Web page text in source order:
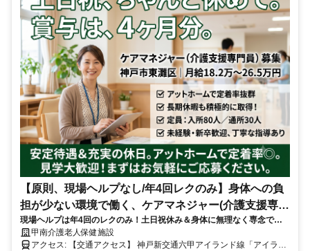
【原則、現場ヘルプなし/年4回レクのみ】身体への負
担が少ない環境で働く、ケアマネジャー(介護支援専門
員/居宅・老健)
現場ヘルプは年4回のレクのみ！土日祝休み＆身体に無理なく専念でき
る老健ケアマネ専門職✨
甲南介護老人保健施設
アクセス: 【交通アクセス】 神戸新交通六甲アイランド線「アイラン